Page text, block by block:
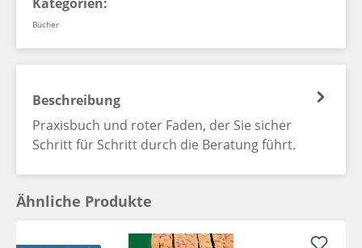
Bücher
Beschreibung
Praxisbuch und roter Faden, der Sie sicher
Schritt für Schritt durch die Beratung führt.
Ähnliche Produkte